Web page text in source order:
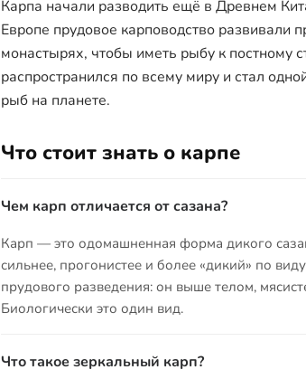
Карпа начали разводить ещё в Древнем
Европе прудовое карповодство развивали
монастырях, чтобы иметь рыбу к постному
распространился по всему миру и стал
рыб на планете.
Что стоит знать о карпе
Чем карп отличается от сазана?
Карп — это одомашненная форма дикого
сильнее, прогонистее и более «дикий» по
прудового разведения: он выше телом,
Биологически это один вид.
Что такое зеркальный карп?